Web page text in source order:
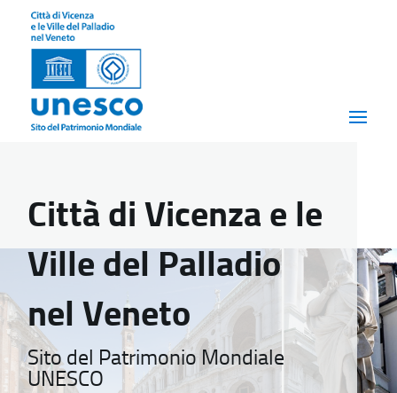
Città di Vicenza e le
Ville del Palladio
nel Veneto
Sito del Patrimonio Mondiale
UNESCO